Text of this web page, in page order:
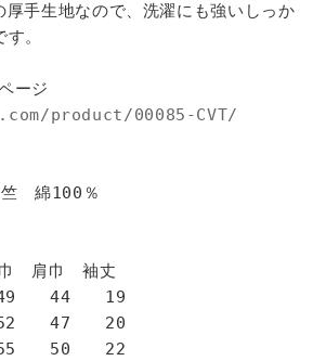
手生地なので、洗濯にも強いしっか
。
ージ
product/00085-CVT/
綿100％
巾 袖丈
44 19
47 20
50 22